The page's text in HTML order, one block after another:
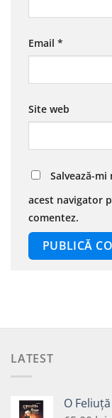
Email *
Site web
Salvează-
acest navigator
comentez.
LATEST
O